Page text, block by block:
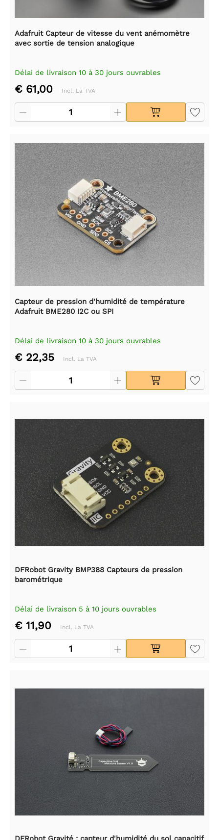
Adafruit Capteur de vitesse du vent anémomètre
avec sortie de tension analogique
Délai de livraison 10 à 30 jours ouvrables
€ 61,00 Incl. La TVA
Capteur de pression d'humidité de température
Adafruit BME280 I2C ou SPI
Délai de livraison 10 à 30 jours ouvrables
€ 22,35 Incl. La TVA
DFRobot Gravity BMP388 Capteurs de pression
barométrique
Délai de livraison 5 à 10 jours ouvrables
€ 11,90 Incl. La TVA